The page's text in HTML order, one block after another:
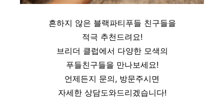
흔하지 않은 블랙파티푸들 친구들을
적극 추천드려요!
브리더 클럽에서 다양한 모색의
푸들친구들을 만나보세요!
언제든지 문의, 방문주시면
자세한 상담도와드리겠습니다!